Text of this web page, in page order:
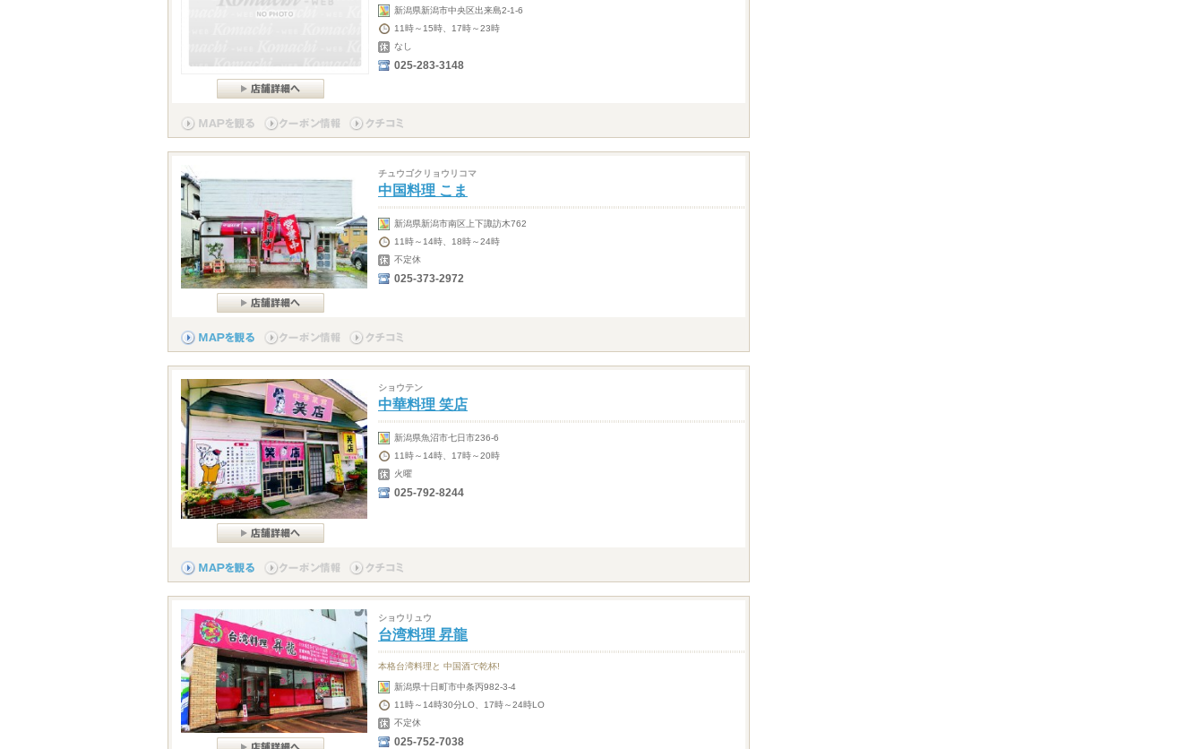
新潟県新潟市中央区出来島2-1-6
11時～15時、17時～23時
なし
025-283-3148
チュウゴクリョウリコマ
中国料理 こま
新潟県新潟市南区上下諏訪木762
11時～14時、18時～24時
不定休
025-373-2972
ショウテン
中華料理 笑店
新潟県魚沼市七日市236-6
11時～14時、17時～20時
火曜
025-792-8244
ショウリュウ
台湾料理 昇龍
本格台湾料理と 中国酒で乾杯!
新潟県十日町市中条丙982-3-4
11時～14時30分LO、17時～24時LO
不定休
025-752-7038